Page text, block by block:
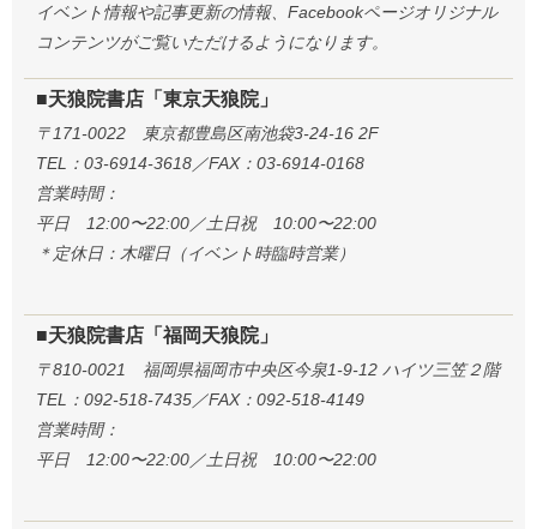
イベント情報や記事更新の情報、Facebookページオリジナル
コンテンツがご覧いただけるようになります。
■天狼院書店「東京天狼院」
〒171-0022 東京都豊島区南池袋3-24-16 2F
TEL：03-6914-3618／FAX：03-6914-0168
営業時間：
平日 12:00〜22:00／土日祝 10:00〜22:00
＊定休日：木曜日（イベント時臨時営業）
■天狼院書店「福岡天狼院」
〒810-0021 福岡県福岡市中央区今泉1-9-12 ハイツ三笠２階
TEL：092-518-7435／FAX：092-518-4149
営業時間：
平日 12:00〜22:00／土日祝 10:00〜22:00